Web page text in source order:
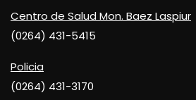
Centro de Salud Mon. Baez Laspiur
(0264) 431-5415
Policia
(0264) 431-3170